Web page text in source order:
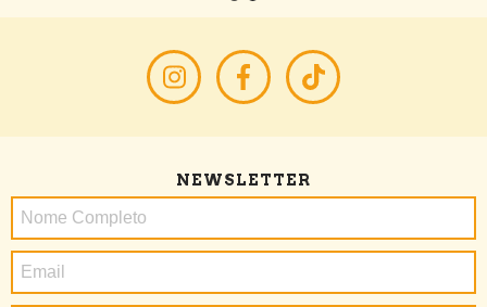
NEWSLETTER